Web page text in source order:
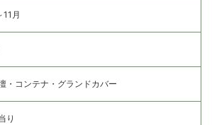
11月
・コンテナ・グランドカバー
り